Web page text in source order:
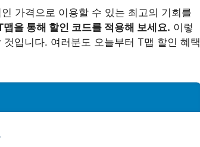
가격으로 이용할 수 있는 최고의 기회를
을 통해 할인 코드를 적용해 보세요. 이렇
입니다. 여러분도 오늘부터 T맵 할인 혜택